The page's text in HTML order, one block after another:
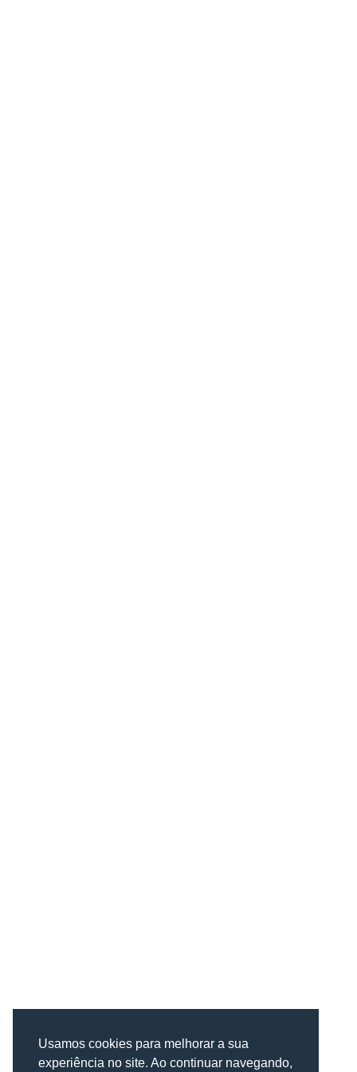
Usamos cookies para melhorar a sua
experiência no site. Ao continuar navegando,